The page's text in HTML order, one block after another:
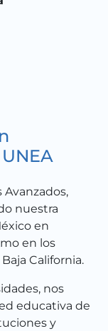
nuestra
en
en los
California.
nos
educativa de
y